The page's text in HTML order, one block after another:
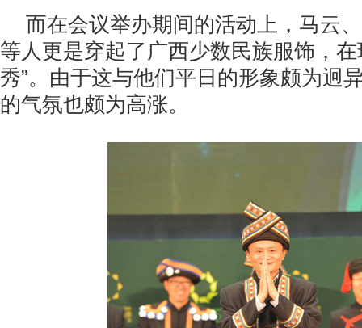
而在会议举办期间的活动上，马云
等人更是穿起了广西少数民族服饰，
秀”。由于这与他们平日的形象颇为迥
的气氛也颇为高涨。